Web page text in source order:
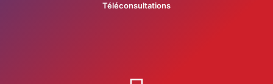
Téléconsultations